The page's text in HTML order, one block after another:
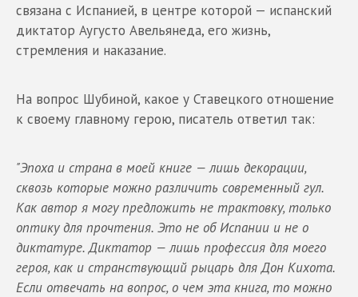
связана с Испанией, в центре которой — испанский
диктатор Аугусто Авельянеда, его жизнь,
стремления и наказание.
На вопрос Шубиной, какое у Ставецкого отношение
к своему главному герою, писатель ответил так:
"Эпоха и страна в моей книге — лишь декорации,
сквозь которые можно различить современный гул.
Как автор я могу предложить не трактовку, только
оптику для прочтения. Это не об Испании и не о
диктатуре. Диктатор — лишь профессия для моего
героя, как и странствующий рыцарь для Дон Кихота.
Если отвечать на вопрос, о чем эта книга, то можно